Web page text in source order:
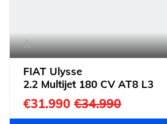
FIAT Ulysse
2.2 Multijet 180 CV AT8 L3
€31.990 €34.990